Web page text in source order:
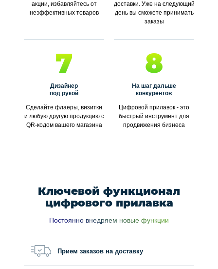
акции, избавляйтесь от
неэффективных товаров
доставки. Уже на следующий
день вы сможете принимать
заказы
7
Дизайнер
под рукой
Сделайте флаеры, визитки
и любую другую продукцию с
QR-кодом вашего магазина
8
На шаг дальше
конкурентов
Цифровой прилавок - это
быстрый инструмент для
продвижения бизнеса
Ключевой функционал
цифрового прилавка
Постоянно внедряем новые функции
Прием заказов на доставку